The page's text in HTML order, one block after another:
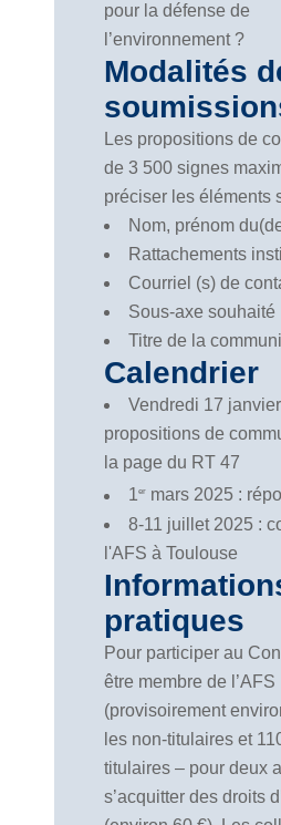
pour la défense de
l’environnement ?
Modalités
Les propositions de
de 3 500 signes
préciser les éléments
Nom, prénom
Rattachements
Courriel (s) de
Sous-axe souhaité
Titre de la
Calendrier
Vendredi 17
propositions de
la page du RT 47
1er mars 2025 :
8-11 juillet 2025 :
l'AFS à Toulouse
pratiques
Pour participer au
être membre de l’AFS
(provisoirement
les non-titulaires et
titulaires – pour deux
s’acquitter des droits